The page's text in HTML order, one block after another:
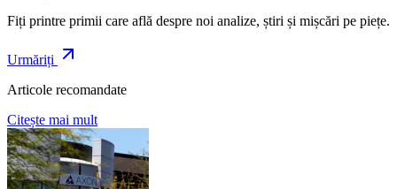
Fiți printre primii care află despre noi analize, știri și mișcări pe piețe.
Urmăriți
Articole recomandate
Citește mai mult